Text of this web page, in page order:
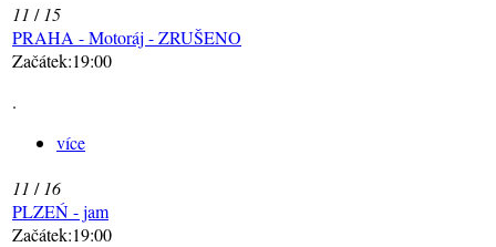
11 / 15
PRAHA - Motoráj - ZRUŠENO
Začátek:19:00
.
více
11 / 16
PLZEŃ - jam
Začátek:19:00